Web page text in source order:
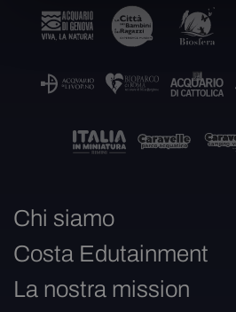
Chi siamo
Costa Edutainment
La nostra mission